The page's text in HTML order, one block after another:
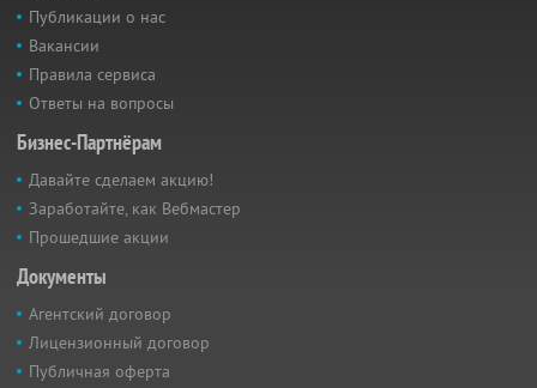
Публикации о нас
Вакансии
Правила сервиса
Ответы на вопросы
Бизнес-Партнёрам
Давайте сделаем акцию!
Заработайте, как Вебмастер
Прошедшие акции
Документы
Агентский договор
Лицензионный договор
Публичная оферта